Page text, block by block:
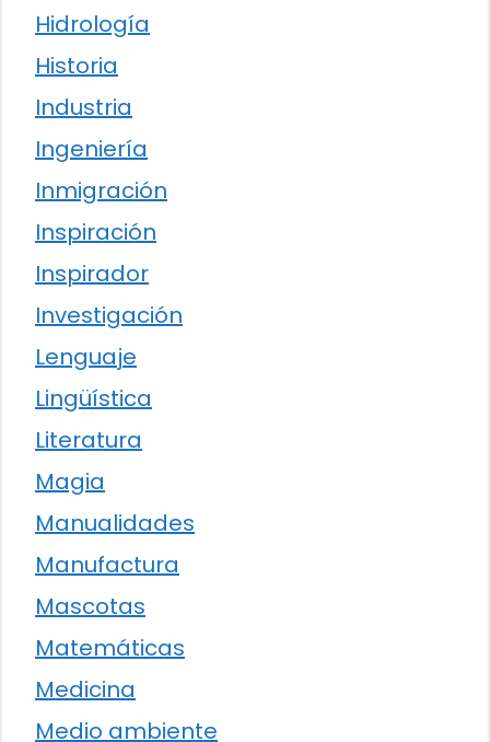
Hidrología
Historia
Industria
Ingeniería
Inmigración
Inspiración
Inspirador
Investigación
Lenguaje
Lingüística
Literatura
Magia
Manualidades
Manufactura
Mascotas
Matemáticas
Medicina
Medio ambiente